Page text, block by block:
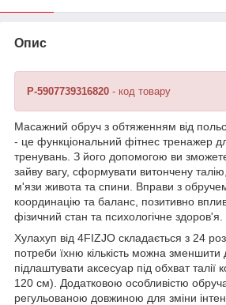
Опис
P-5907739316820 - код товару
Масажний обруч з обтяженням від
- це функціональний фітнес тренажер
тренувань. З його допомогою ви
зайву вагу, сформувати витончену
м'язи живота та спини. Вправи з
координацію та баланс, позитивно
фізичний стан та психологічне здоров'я.
Хулахуп від 4FIZJO складається з 24
потреби їхню кількість можна
підлаштувати аксесуар під обхват талії
120 см). Додатковою особливістю
регульованою довжиною для зміни